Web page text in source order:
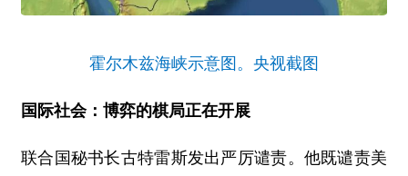
霍尔木兹海峡示意图。央视截图
国际社会：博弈的棋局正在开展
联合国秘书长古特雷斯发出严厉谴责。他既谴责美